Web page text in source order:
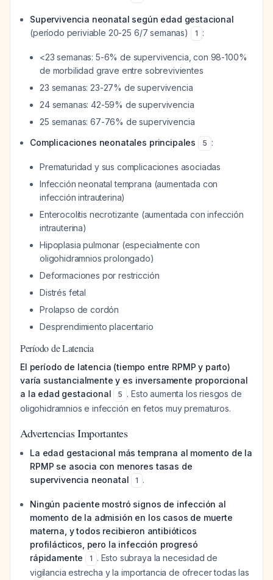
Supervivencia neonatal según edad gestacional
(período periviable 20-25 6/7 semanas)
1 :
<23 semanas: 5-6% de supervivencia, con 98-100%
de morbilidad grave entre sobrevivientes
23 semanas: 23-27% de supervivencia
24 semanas: 42-59% de supervivencia
25 semanas: 67-76% de supervivencia
Complicaciones neonatales principales
5 :
Prematuridad y sus complicaciones asociadas
Infección neonatal temprana (aumentada con
infección intrauterina)
Enterocolitis necrotizante (aumentada con infección
intrauterina)
Hipoplasia pulmonar (especialmente con
oligohidramnios prolongado)
Deformaciones por restricción
Distrés fetal
Prolapso de cordón
Desprendimiento placentario
Período de Latencia
El período de latencia (tiempo entre RPMP y parto)
varía sustancialmente y es inversamente proporcional
a la edad gestacional
5 . Esto aumenta los riesgos de
oligohidramnios e infección en fetos muy prematuros.
Advertencias Importantes
La edad gestacional más temprana al momento de la
RPMP se asocia con menores tasas de
supervivencia neonatal
1 .
Ningún paciente mostró signos de infección al
momento de la admisión en los casos de muerte
materna, y todos recibieron antibióticos
profilácticos, pero la infección progresó
rápidamente
1 . Esto subraya la necesidad de
vigilancia estrecha y la importancia de ofrecer todas las